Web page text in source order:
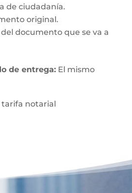
de ciudadanía.
original.
documento que se va a
de entrega:El mismo
notarial